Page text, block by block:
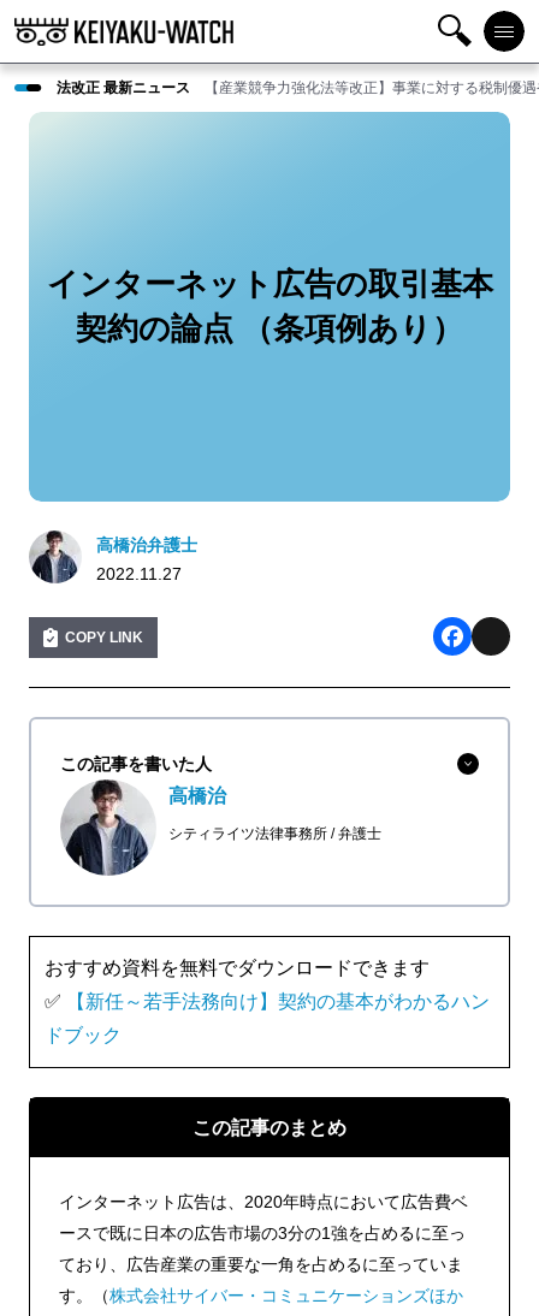
検
索
メニ
ュー
法改正 最新ニュース 【産業競争力強化法等改正】事業に対する税制優
インターネット広告の取引基本
契約の論点 （条項例あり）
高橋治弁護士
2022.11.27
COPY LINK
a
o
k
この記事を書いた人
高橋治
シティライツ法律事務所 弁護士
おすすめ資料を無料でダウンロードできます
✅
【新任～若手法務向け】契約の基本がわかるハン
ドブック
この記事のまとめ
インターネット広告は、2020年時点において広告費ベ
ースで既に日本の広告市場の3分の1強を占めるに至っ
ており、広告産業の重要な一角を占めるに至っていま
す。（株式会社サイバー・コミュニケーションズほか